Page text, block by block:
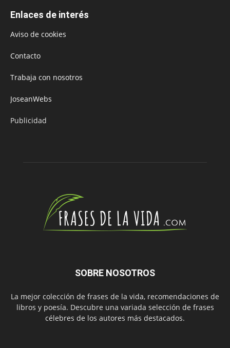
Enlaces de interés
Aviso de cookies
Contacto
Trabaja con nosotros
JoseanWebs
Publicidad
SOBRE NOSOTROS
La mejor colección de frases de la vida, recomendaciones de
libros y poesía. Descubre una variada selección de frases
célebres de los autores más destacados.